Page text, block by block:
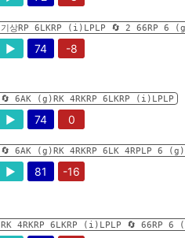
기상RP 6LKRP (i)LPLP 🔄️ 2 66RP 6
▶ 74 -8
🔄️ 6AK (g)RK 4RKRP 6LKRP (i)LPLP
▶ 74 0
🔄️ 6AK (g)RK 4RKRP 6LK 4RPLP 6
▶ 81 -16
RK 4RKRP 6LKRP (i)LPLP 🔄️ 66RP 6